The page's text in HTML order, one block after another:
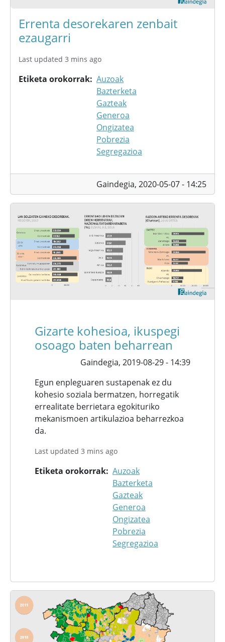
Errenta desorekaren zenbait
ezaugarri
Last updated 3 mins ago
Etiketa orokorrak Auzoak
Bazterketa
Gazteak
Generoa
Ongizatea
Pobrezia
Segregazioa
Gaindegia, 2020-05-07 - 14:25
Gizarte kohesioa, ikuspegi
osoago baten beharrean
Gaindegia, 2019-08-29 - 14:39
Egun enpleguaren sustapenak ez du
kohesio soziala bermatzen, horregatik
errealitate berrietara egokituriko
mekanismoen artikulazioa beharrezkoa
da.
Last updated 3 mins ago
Etiketa orokorrak Auzoak
Bazterketa
Gazteak
Generoa
Ongizatea
Pobrezia
Segregazioa